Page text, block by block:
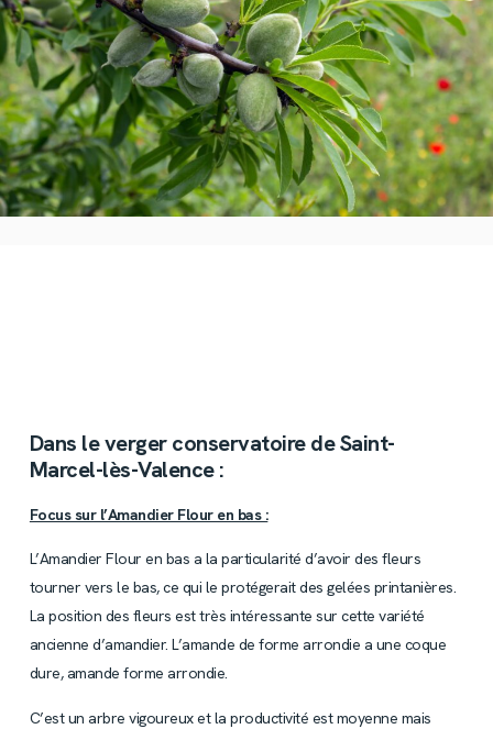
Dans le verger conservatoire de Saint-
Marcel-lès-Valence :
Focus sur l’Amandier Flour en bas :
L’Amandier Flour en bas a la particularité d’avoir des fleurs
tourner vers le bas, ce qui le protégerait des gelées printanières.
La position des fleurs est très intéressante sur cette variété
ancienne d’amandier. L’amande de forme arrondie a une coque
dure, amande forme arrondie.
C’est un arbre vigoureux et la productivité est moyenne mais